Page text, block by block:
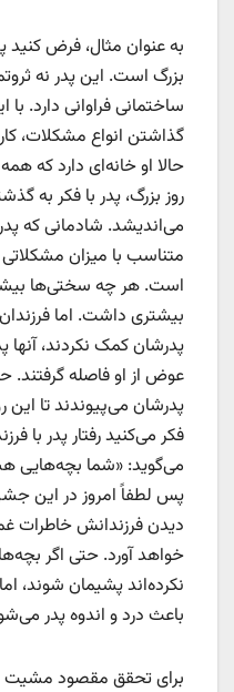
به عنوان مثال، فرض
بزرگ است. این پدر نه
ساختمانی فراوانی دارد.
گذاشتن انواع مشکلات،
حالا او خانه‌ای دارد که
روز بزرگ، پدر با فکر به
می‌اندیشد. شادمانی که
متناسب با میزان
است. هر چه سختی‌ها
بیشتری داشت. اما
پدرشان کمک نکردند، آنها
عوض از او فاصله گرفتند.
پدرشان می‌پیوندند تا این
فکر می‌کنید رفتار پدر با
می‌گوید: «شما بچه‌هایی
پس لطفاً امروز در این
دیدن فرزندانش خاطرات
خواهد آورد. حتی اگر
نکرده‌اند پشیمان شوند،
باعث درد و اندوه پدر
برای تحقق مقصود مشیت